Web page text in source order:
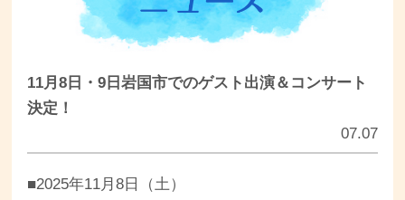
11月8日・9日岩国市でのゲスト出演＆コンサート
決定！
07.07
■2025年11月8日（土）